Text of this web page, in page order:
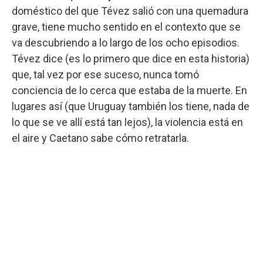
doméstico del que Tévez salió con una quemadura
grave, tiene mucho sentido en el contexto que se
va descubriendo a lo largo de los ocho episodios.
Tévez dice (es lo primero que dice en esta historia)
que, tal vez por ese suceso, nunca tomó
conciencia de lo cerca que estaba de la muerte. En
lugares así (que Uruguay también los tiene, nada de
lo que se ve allí está tan lejos), la violencia está en
el aire y Caetano sabe cómo retratarla.